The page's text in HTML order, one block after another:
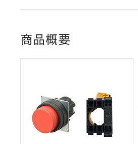
商品概要